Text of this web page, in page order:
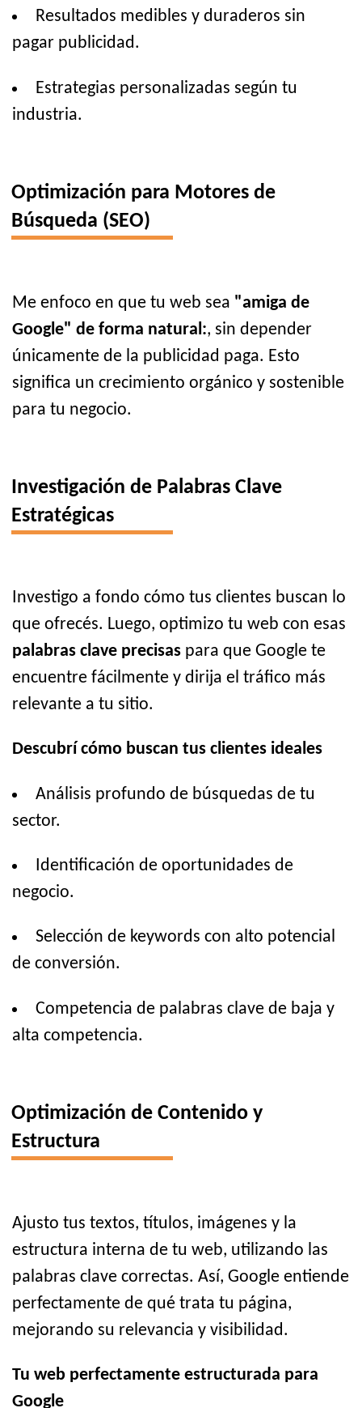
Resultados medibles y duraderos sin
pagar publicidad.
Estrategias personalizadas según tu
industria.
Optimización para Motores de
Búsqueda (SEO)
Me enfoco en que tu web sea "amiga de
Google" de forma natural:, sin depender
únicamente de la publicidad paga. Esto
significa un crecimiento orgánico y sostenible
para tu negocio.
Investigación de Palabras Clave
Estratégicas
Investigo a fondo cómo tus clientes buscan lo
que ofrecés. Luego, optimizo tu web con esas
palabras clave precisas para que Google te
encuentre fácilmente y dirija el tráfico más
relevante a tu sitio.
Descubrí cómo buscan tus clientes ideales
Análisis profundo de búsquedas de tu
sector.
Identificación de oportunidades de
negocio.
Selección de keywords con alto potencial
de conversión.
Competencia de palabras clave de baja y
alta competencia.
Optimización de Contenido y
Estructura
Ajusto tus textos, títulos, imágenes y la
estructura interna de tu web, utilizando las
palabras clave correctas. Así, Google entiende
perfectamente de qué trata tu página,
mejorando su relevancia y visibilidad.
Tu web perfectamente estructurada para
Google